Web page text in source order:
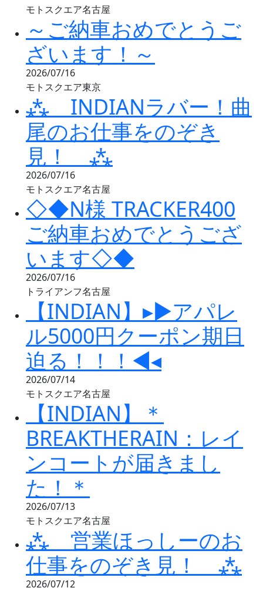
モトスクエア名古屋
～ご納車おめでとうご
ざいます！～
2026/07/16
モトスクエア東京
⁂ INDIANラバー！曲
尾のお仕事をのぞき
見！ ⁂
2026/07/16
モトスクエア名古屋
◇◆N様 TRACKER400
ご納車おめでとうござ
います◇◆
2026/07/16
トライアンフ名古屋
【INDIAN】▸▶アパレ
ル5000円クーポン期日
迫る！！！◀◂
2026/07/14
モトスクエア名古屋
【INDIAN】＊
BREAKTHERAIN：レイ
ンコートが届きまし
た！＊
2026/07/13
モトスクエア名古屋
⁂ 営業ほっしーのお
仕事をのぞき見！ ⁂
2026/07/12